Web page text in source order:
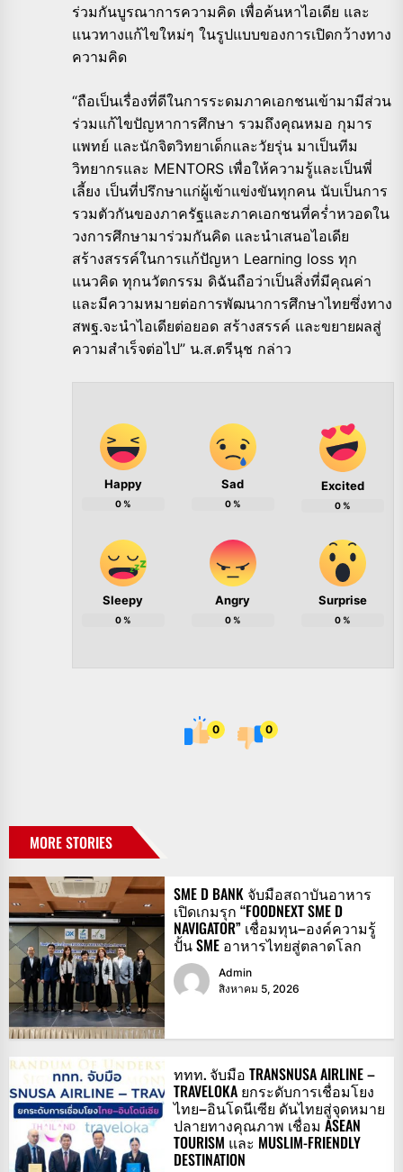
ร่วมกันบูรณาการความคิด เพื่อค้นหาไอเดีย และ
แนวทางแก้ไขใหม่ๆ ในรูปแบบของการเปิดกว้างทาง
ความคิด
“ถือเป็นเรื่องที่ดีในการระดมภาคเอกชนเข้ามามีส่วน
ร่วมแก้ไขปัญหาการศึกษา รวมถึงคุณหมอ กุมาร
แพทย์ และนักจิตวิทยาเด็กและวัยรุ่น มาเป็นทีม
วิทยากรและ MENTORS เพื่อให้ความรู้และเป็นพี่
เลี้ยง เป็นที่ปรึกษาแก่ผู้เข้าแข่งขันทุกคน นับเป็นการ
รวมตัวกันของภาครัฐและภาคเอกชนที่คร่ำหวอดใน
วงการศึกษามาร่วมกันคิด และนำเสนอไอเดีย
สร้างสรรค์ในการแก้ปัญหา Learning loss ทุก
แนวคิด ทุกนวัตกรรม ดิฉันถือว่าเป็นสิ่งที่มีคุณค่า
และมีความหมายต่อการพัฒนาการศึกษาไทยซึ่งทาง
สพฐ.จะนำไอเดียต่อยอด สร้างสรรค์ และขยายผลสู่
ความสำเร็จต่อไป” น.ส.ตรีนุช กล่าว
Happy
0%
Sad
0%
Excited
0%
Sleepy
0%
Angry
0%
Surprise
0%
0 0
MORE STORIES
SME D BANK จับมือสถาบันอาหาร
เปิดเกมรุก “FOODNEXT SME D
NAVIGATOR” เชื่อมทุน–องค์ความรู้
ปั้น SME อาหารไทยสู่ตลาดโลก
Admin
สิงหาคม 5, 2026
ททท. จับมือ TRANSNUSA AIRLINE –
TRAVELOKA ยกระดับการเชื่อมโยง
ไทย–อินโดนีเซีย ดันไทยสู่จุดหมาย
ปลายทางคุณภาพ เชื่อม ASEAN
TOURISM และ MUSLIM-FRIENDLY
DESTINATION